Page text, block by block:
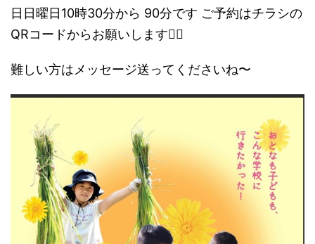
日日曜日10時30分から 90分です ご予約はチラシの
QRコードからお願いします🙇‍♀️
難しい方はメッセージ送ってくださいね〜